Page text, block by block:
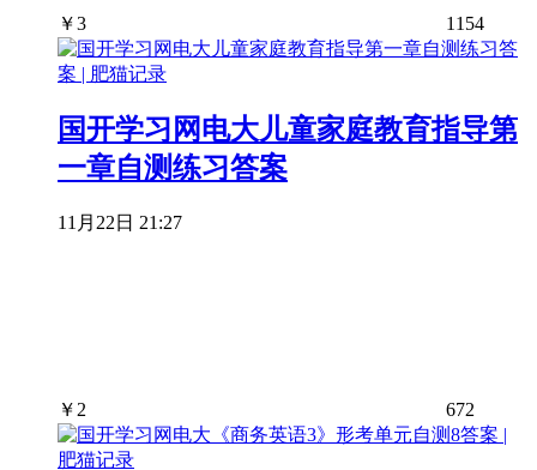
￥3 1154
国开学习网电大儿童家庭教育指导第
一章自测练习答案
11月22日 21:27
￥ 2 672